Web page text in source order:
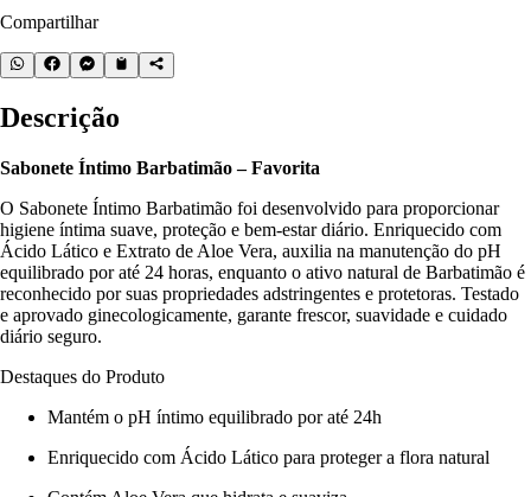
Compartilhar
Descrição
Sabonete Íntimo Barbatimão – Favorita
O Sabonete Íntimo Barbatimão foi desenvolvido para proporcionar
higiene íntima suave, proteção e bem-estar diário. Enriquecido com
Ácido Lático e Extrato de Aloe Vera, auxilia na manutenção do pH
equilibrado por até 24 horas, enquanto o ativo natural de Barbatimão é
reconhecido por suas propriedades adstringentes e protetoras. Testado
e aprovado ginecologicamente, garante frescor, suavidade e cuidado
diário seguro.
Destaques do Produto
Mantém o pH íntimo equilibrado por até 24h
Enriquecido com Ácido Lático para proteger a flora natural